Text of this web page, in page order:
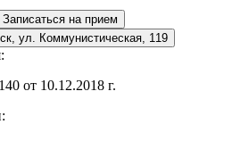
Записаться на прием
ул. Коммунистическая, 119
от 10.12.2018 г.